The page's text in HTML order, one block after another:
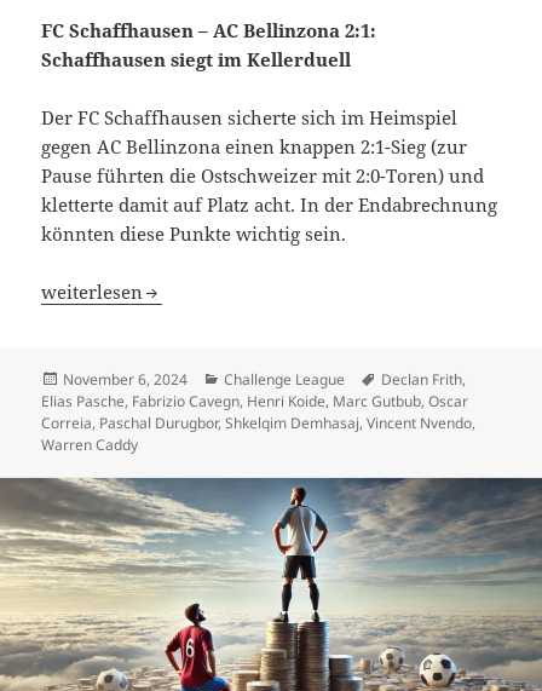
FC Schaffhausen – AC Bellinzona 2:1:
Schaffhausen siegt im Kellerduell
Der FC Schaffhausen sicherte sich im Heimspiel
gegen AC Bellinzona einen knappen 2:1-Sieg (zur
Pause führten die Ostschweizer mit 2:0-Toren) und
kletterte damit auf Platz acht. In der Endabrechnung
könnten diese Punkte wichtig sein.
FC Schaffhausen und Etolie Carouge kassieren beide
weiterlesen
Veröffentlicht
am
November 6, 2024 Kategorien
Challenge League Schlagwörter
Declan Frith,
Elias Pasche, Fabrizio Cavegn, Henri Koide, Marc Gutbub,Oscar
Correia, Paschal Durugbor,Shkelqim Demhasaj,Vincent Nvendo,
Warren Caddy